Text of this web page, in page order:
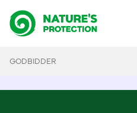
GODBIDDER